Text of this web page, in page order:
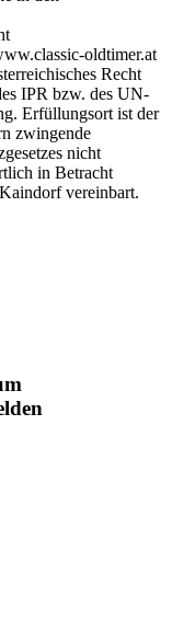
oldtimer.at
Recht
IPR bzw. des UN-
Erfüllungsort ist der
zwingende
nicht
in Betracht
vereinbart.